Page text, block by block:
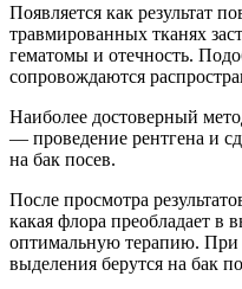
Появляется как результат
травмированных тканях
гематомы и отечность.
сопровождаются
Наиболее достоверный
— проведение рентгена и
на бак посев.
После просмотра
какая флора преобладает в
оптимальную терапию.
выделения берутся на бак